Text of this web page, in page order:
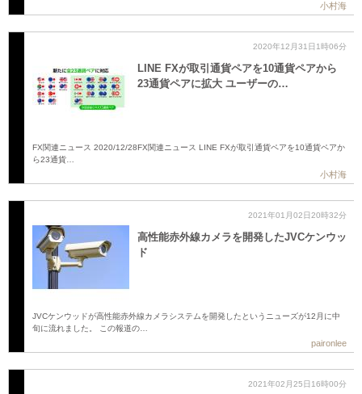
小村海
2020年12月31日1時06分
LINE FXが取引通貨ペアを10通貨ペアから
23通貨ペアに拡大 ユーザーの…
FX関連ニュース 2020/12/28FX関連ニュース LINE FXが取引通貨ペアを10通貨ペアか
ら23通貨…
小村海
2021年01月02日20時32分
高性能赤外線カメラを開発したJVCケンウッ
ド
JVCケンウッドが高性能赤外線カメラシステムを開発したというニューズが12月に中
旬に流れました。 この報道の…
paironlee
2021年02月25日16時00分